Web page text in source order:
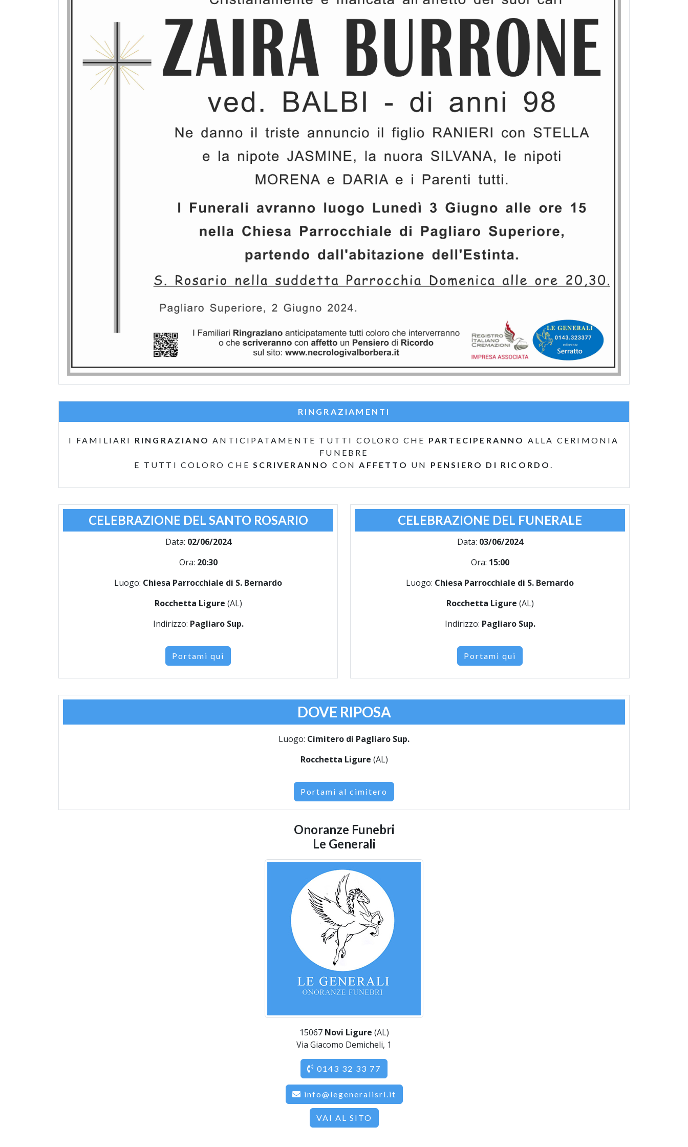
RINGRAZIAMENTI
I FAMILIARI RINGRAZIANO ANTICIPATAMENTE TUTTI COLORO CHE PARTECIPERANNO
ALLA CERIMONIA
FUNEBRE
E TUTTI COLORO CHE SCRIVERANNO CON AFFETTO UN PENSIERO DI RICORDO
CELEBRAZIONE DEL SANTO ROSARIO
Data: 02/06/2024
Ora: 20:30
Luogo: Chiesa Parrocchiale di S. Bernardo
Rocchetta Ligure (AL)
Indirizzo: Pagliaro Sup.
Portami qui
CELEBRAZIONE DEL FUNERALE
Data: 03/06/2024
Ora: 15:00
Luogo: Chiesa Parrocchiale di S. Bernardo
Rocchetta Ligure (AL)
Indirizzo: Pagliaro Sup.
Portami qui
DOVE RIPOSA
Luogo: Cimitero di Pagliaro Sup.
Rocchetta Ligure (AL)
Portami al cimitero
Onoranze Funebri
Le Generali
15067 Novi Ligure (AL)
Via Giacomo Demicheli, 1
0143 32 33 77
info@legeneralisrl.it
VAI AL SITO